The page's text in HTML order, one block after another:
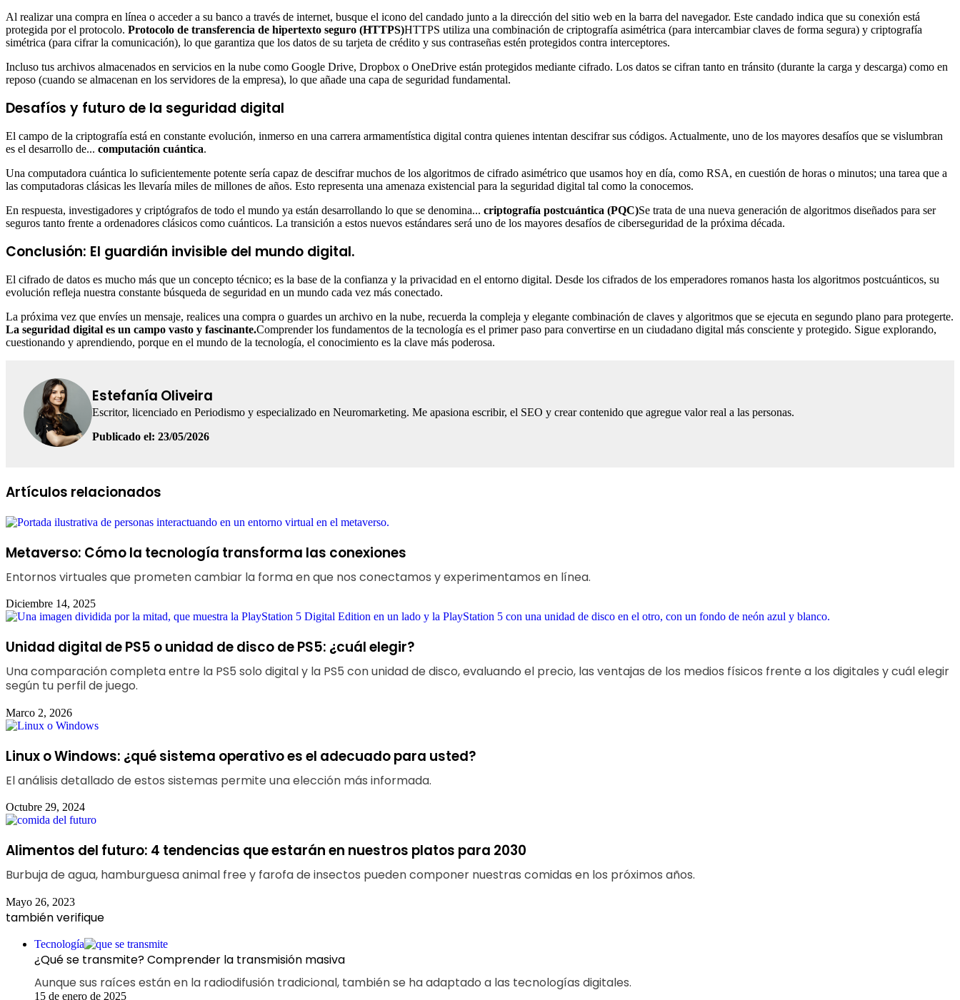
Al realizar una compra en línea o acceder a su banco a través de internet, busque el icono del candado junto a la dirección del sitio web en la barra del navegador. Este candado indica que su conexión está
protegida por el protocolo. Protocolo de transferencia de hipertexto seguro (HTTPS)HTTPS utiliza una combinación de criptografía asimétrica (para intercambiar claves de forma segura) y criptografía
simétrica (para cifrar la comunicación), lo que garantiza que los datos de su tarjeta de crédito y sus contraseñas estén protegidos contra interceptores.
Incluso tus archivos almacenados en servicios en la nube como Google Drive, Dropbox o OneDrive están protegidos mediante cifrado. Los datos se cifran tanto en tránsito (durante la carga y descarga) como en
reposo (cuando se almacenan en los servidores de la empresa), lo que añade una capa de seguridad fundamental.
Desafíos y futuro de la seguridad digital
El campo de la criptografía está en constante evolución, inmerso en una carrera armamentística digital contra quienes intentan descifrar sus códigos. Actualmente, uno de los mayores desafíos que se vislumbran
es el desarrollo de... computación cuántica.
Una computadora cuántica lo suficientemente potente sería capaz de descifrar muchos de los algoritmos de cifrado asimétrico que usamos hoy en día, como RSA, en cuestión de horas o minutos; una tarea que a
las computadoras clásicas les llevaría miles de millones de años. Esto representa una amenaza existencial para la seguridad digital tal como la conocemos.
En respuesta, investigadores y criptógrafos de todo el mundo ya están desarrollando lo que se denomina... criptografía postcuántica (PQC)Se trata de una nueva generación de algoritmos diseñados para ser
seguros tanto frente a ordenadores clásicos como cuánticos. La transición a estos nuevos estándares será uno de los mayores desafíos de ciberseguridad de la próxima década.
Conclusión: El guardián invisible del mundo digital.
El cifrado de datos es mucho más que un concepto técnico; es la base de la confianza y la privacidad en el entorno digital. Desde los cifrados de los emperadores romanos hasta los algoritmos postcuánticos, su
evolución refleja nuestra constante búsqueda de seguridad en un mundo cada vez más conectado.
La próxima vez que envíes un mensaje, realices una compra o guardes un archivo en la nube, recuerda la compleja y elegante combinación de claves y algoritmos que se ejecuta en segundo plano para protegerte.
La seguridad digital es un campo vasto y fascinante.Comprender los fundamentos de la tecnología es el primer paso para convertirse en un ciudadano digital más consciente y protegido. Sigue explorando,
cuestionando y aprendiendo, porque en el mundo de la tecnología, el conocimiento es la clave más poderosa.
Estefanía Oliveira
Escritor, licenciado en Periodismo y especializado en Neuromarketing. Me apasiona escribir, el SEO y crear contenido que agregue valor real a las personas.
Publicado el: 23/05/2026
Facebook
LinkedIn
WhatsApp
Telegram
Artículos relacionados
Metaverso: Cómo la tecnología transforma las conexiones
Entornos virtuales que prometen cambiar la forma en que nos conectamos y experimentamos en línea.
Diciembre 14, 2025
Unidad digital de PS5 o unidad de disco de PS5: ¿cuál elegir?
Una comparación completa entre la PS5 solo digital y la PS5 con unidad de disco, evaluando el precio, las ventajas de los medios físicos frente a los digitales y cuál elegir
según tu perfil de juego.
Marco 2, 2026
Linux o Windows: ¿qué sistema operativo es el adecuado para usted?
El análisis detallado de estos sistemas permite una elección más informada.
Octubre 29, 2024
Alimentos del futuro: 4 tendencias que estarán en nuestros platos para 2030
Burbuja de agua, hamburguesa animal free y farofa de insectos pueden componer nuestras comidas en los próximos años.
Mayo 26, 2023
también verifique
Tecnología
¿Qué se transmite? Comprender la transmisión masiva
Aunque sus raíces están en la radiodifusión tradicional, también se ha adaptado a las tecnologías digitales.
15 de enero de 2025